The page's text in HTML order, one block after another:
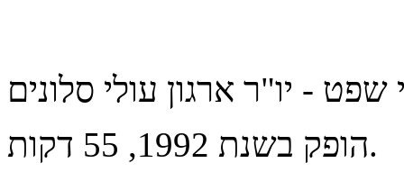
הופק בשנת 1992, 55 דקות.